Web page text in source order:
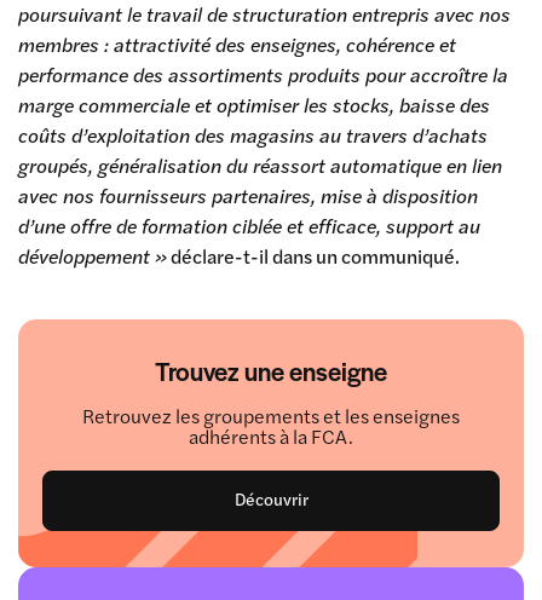
Trouvez une enseigne
Retrouvez les groupements et les enseignes
adhérents à la FCA.
Découvrir
poursuivant le travail de structuration entrepris avec nos
membres : attractivité des enseignes, cohérence et
performance des assortiments produits pour accroître la
marge commerciale et optimiser les stocks, baisse des
coûts d’exploitation des magasins au travers d’achats
groupés, généralisation du réassort automatique en lien
avec nos fournisseurs partenaires, mise à disposition
d’une offre de formation ciblée et efficace, support au
développement »déclare-t-il dans un communiqué.